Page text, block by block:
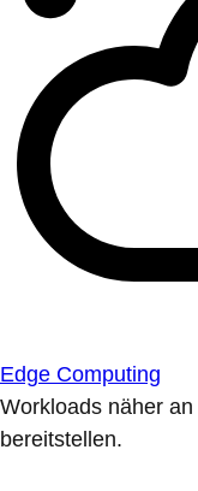
Edge Computing
Workloads näher
bereitstellen.